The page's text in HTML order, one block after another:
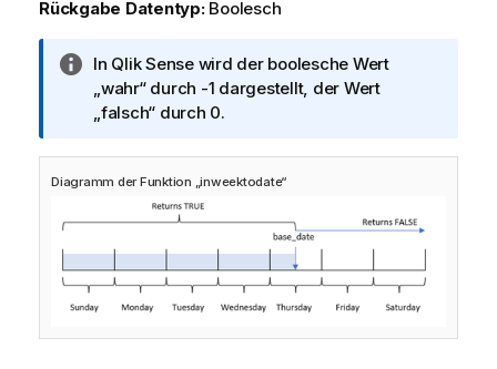
Rückgabe Datentyp: Boolesch
I
n
f
r
m
i
o
n
In Qlik Sensewird der boolesche Wert
„wahr“ durch -1 dargestellt, der Wert
„falsch“ durch 0.
Diagramm der Funktion „inweektodate“